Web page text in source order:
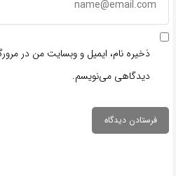
ذخیره نام، ایمیل و وبسایت من در
دیدگاهی می‌نویسم.